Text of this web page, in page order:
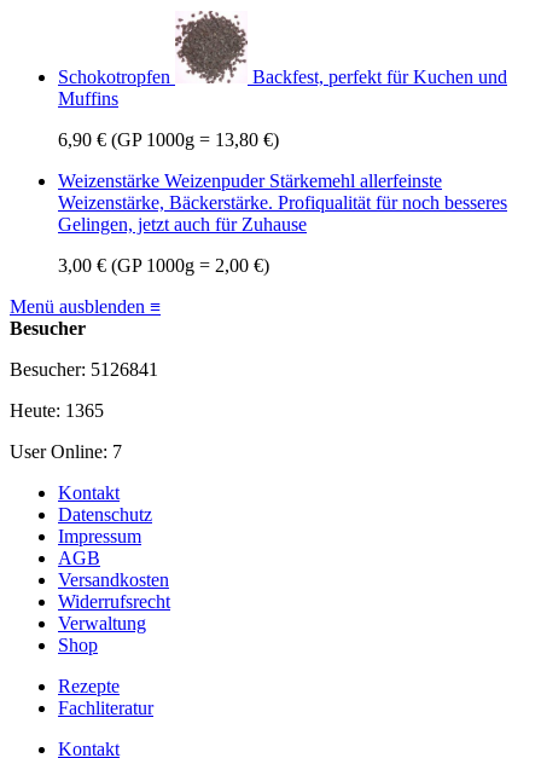
Schokotropfen
Backfest, perfekt für Kuchen und
Muffins
6,90 € (GP 1000g = 13,80 €)
Weizenstärke Weizenpuder Stärkemehl allerfeinste
Weizenstärke, Bäckerstärke. Profiqualität für noch besseres
Gelingen, jetzt auch für Zuhause
3,00 € (GP 1000g = 2,00 €)
Menü ausblenden ≡
Besucher
Besucher: 5126841
Heute: 1365
User Online: 7
Kontakt
Datenschutz
Impressum
AGB
Versandkosten
Widerrufsrecht
Verwaltung
Shop
Rezepte
Fachliteratur
Kontakt